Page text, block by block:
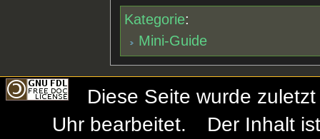
Kategorie:
Mini-Guide
Diese Seite wurde
Uhr bearbeitet.
Der Inhalt